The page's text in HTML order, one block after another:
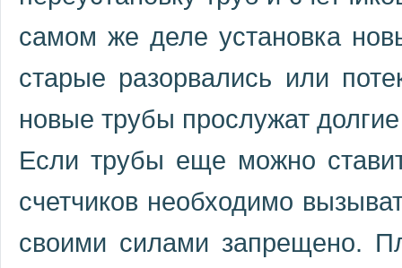
самом же деле установка
старые разорвались или
новые трубы прослужат
Если трубы еще можно
счетчиков необходимо
своими силами запрещено.